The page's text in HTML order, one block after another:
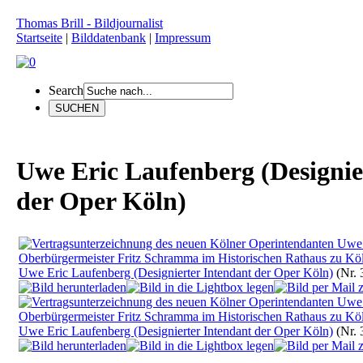
Thomas Brill - Bildjournalist
Startseite | Bilddatenbank | Impressum
Search
Uwe Eric Laufenberg
der Oper Köln)
Uwe Eric Laufenberg (Designierter Intendant der Oper Köln) (Nr.
Uwe Eric Laufenberg (Designierter Intendant der Oper Köln) (Nr.